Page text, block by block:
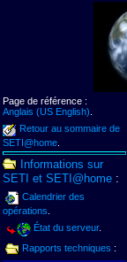
Page de référence :
Anglais (US English)
Retour au sommaire de
SETI@home
Informations sur
SETI et SETI@home :
Calendrier des
opérations
État du serveur.
Rapports techniques :